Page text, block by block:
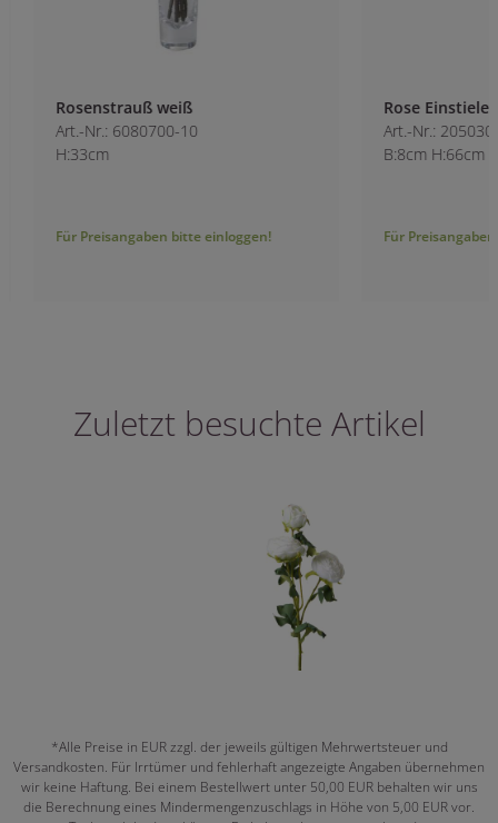
Rosenstrauß weiß
Art.-Nr.: 6080700-10
H:33cm
Für Preisangaben bitte einloggen!
Rose Einstieler
Art.-Nr.: 2050300-
B:8cm H:66cm
Für Preisangaben
Zuletzt besuchte Artikel
*Alle Preise in EUR zzgl. der jeweils gültigen Mehrwertsteuer und
Versandkosten. Für Irrtümer und fehlerhaft angezeigte Angaben übernehmen
wir keine Haftung. Bei einem Bestellwert unter 50,00 EUR behalten wir uns
die Berechnung eines Mindermengenzuschlags in Höhe von 5,00 EUR vor.